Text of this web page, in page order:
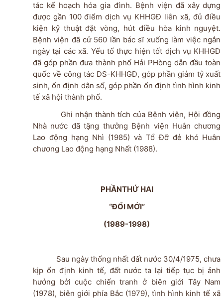
tác kế hoạch hóa gia đình. Bệnh viện đã xây dựng
được gần 100 điểm dịch vụ KHHGĐ liên xã, đủ điều
kiện kỹ thuật đặt vòng, hút điều hòa kinh nguyệt.
Bệnh viện đã cử 560 lần bác sĩ xuống làm việc ngắn
ngày tại các xã. Yếu tố thực hiện tốt dịch vụ KHHGĐ
đã góp phần đưa thành phố Hải PHòng dẫn đầu toàn
quốc về công tác DS-KHHGĐ, góp phần giảm tỷ xuất
sinh, ổn định dân số, góp phần ổn định tình hình kinh
tế xã hội thành phố.
Ghi nhận thành tích của Bệnh viện, Hội đồng
Nhà nước đã tặng thưởng Bệnh viện Huân chương
Lao động hạng Nhì (1985) và Tổ Đỡ đẻ khó Huân
chương Lao động hạng Nhất (1988).
PHẦNTHỨ HAI
“ĐỔI MỚI”
(1989-1998)
Sau ngày thống nhất đất nước 30/4/1975, chưa
kịp ổn định kinh tế, đất nước ta lại tiếp tục bị ảnh
hưởng bởi cuộc chiến tranh ở biên giới Tây Nam
(1978), biên giới phía Bắc (1979), tình hình kinh tế xã